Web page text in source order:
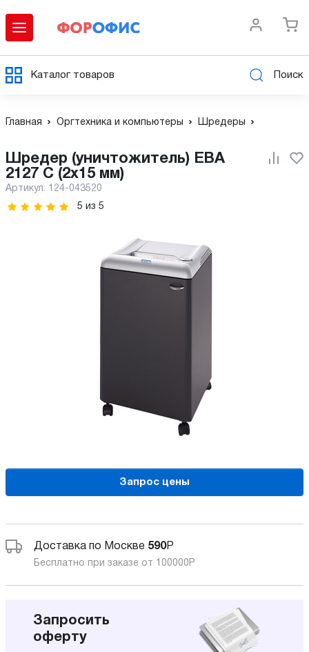
Каталог товаров Поиск
Главная Оргтехника и компьютеры Шредеры
Шредер (уничтожитель) EBA
2127 C (2x15 мм)
Артикул: 124-043520
5 из 5
Запрос цены
Доставка по Москве 590Р
Бесплатно при заказе от 100000 Р
Запросить
оферту